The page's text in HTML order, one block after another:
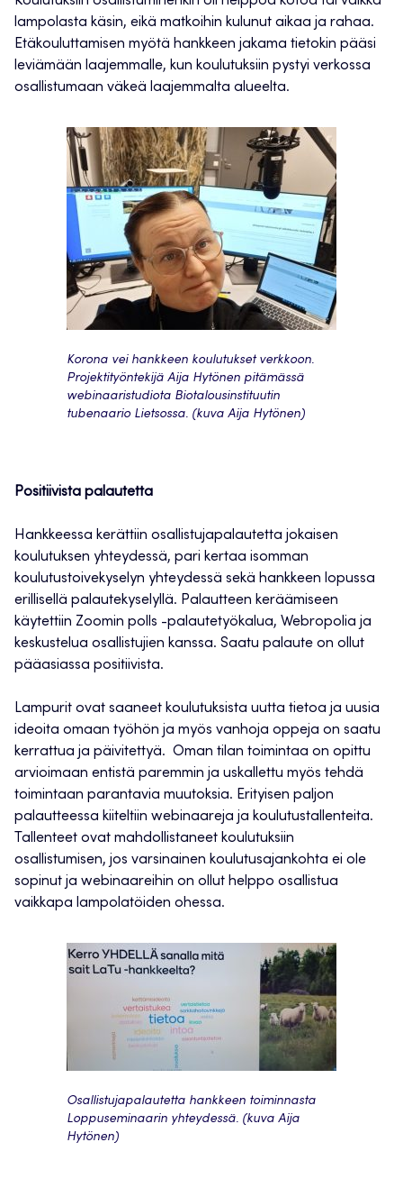
lampolasta käsin, eikä matkoihin kulunut aikaa ja rahaa.
Etäkouluttamisen myötä hankkeen jakama tietokin pääsi
leviämään laajemmalle, kun koulutuksiin pystyi verkossa
osallistumaan väkeä laajemmalta alueelta.
Korona vei hankkeen koulutukset verkkoon.
Projektityöntekijä Aija Hytönen pitämässä
webinaaristudiota Biotalousinstituutin
tubenaario Lietsossa. (kuva Aija Hytönen)
Positiivista palautetta
Hankkeessa kerättiin osallistujapalautetta jokaisen
koulutuksen yhteydessä, pari kertaa isomman
koulutustoivekyselyn yhteydessä sekä hankkeen lopussa
erillisellä palautekyselyllä. Palautteen keräämiseen
käytettiin Zoomin polls -palautetyökalua, Webropolia ja
keskustelua osallistujien kanssa. Saatu palaute on ollut
pääasiassa positiivista.
Lampurit ovat saaneet koulutuksista uutta tietoa ja uusia
ideoita omaan työhön ja myös vanhoja oppeja on saatu
kerrattua ja päivitettyä. Oman tilan toimintaa on opittu
arvioimaan entistä paremmin ja uskallettu myös tehdä
toimintaan parantavia muutoksia. Erityisen paljon
palautteessa kiiteltiin webinaareja ja koulutustallenteita.
Tallenteet ovat mahdollistaneet koulutuksiin
osallistumisen, jos varsinainen koulutusajankohta ei ole
sopinut ja webinaareihin on ollut helppo osallistua
vaikkapa lampolatöiden ohessa.
Osallistujapalautetta hankkeen toiminnasta
Loppuseminaarin yhteydessä. (kuva Aija
Hytönen)